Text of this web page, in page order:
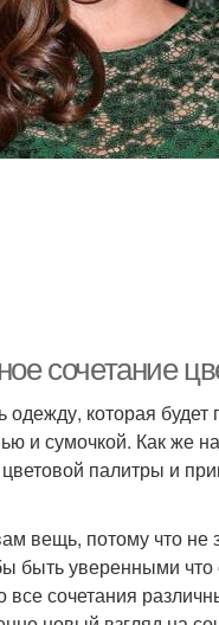
сочетание
которая
и сумочкой. Как же
цветовой палитры и
вещь, потому что не
быть уверенными
сочетания